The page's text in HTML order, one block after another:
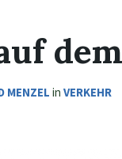
MENZEL in VERKEHR